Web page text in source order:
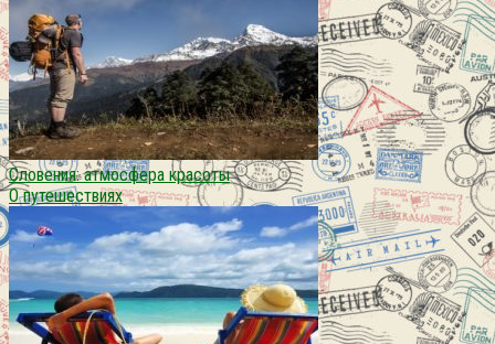
Словения: атмосфера красоты
О путешествиях